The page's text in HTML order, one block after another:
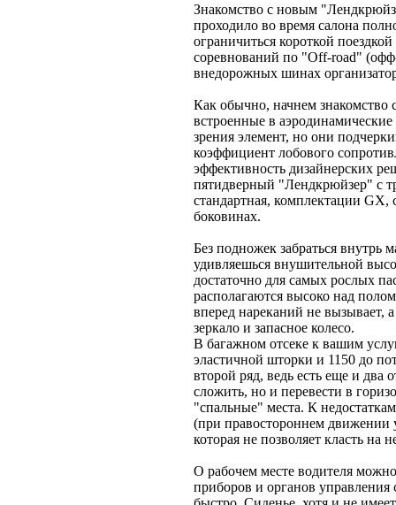
Знакомство с новым
проходило во время салона
ограничиться короткой
соревнований по "Off-road"
внедорожных шинах
Как обычно, начнем
встроенные в
зрения элемент, но они
коэффициент лобового
эффективность дизайнерских
пятидверный "Лендкрюйзер" с
стандартная, комплектации
боковинах.
Без подножек забраться
удивляешься внушительной
достаточно для самых рослых
располагаются высоко над
вперед нареканий не вызывает,
зеркало и запасное колесо.
В багажном отсеке к вашим
эластичной шторки и 1150 до
второй ряд, ведь есть еще и два
сложить, но и перевести в
"спальные" места. К
(при правостороннем движении
которая не позволяет класть на
О рабочем месте водителя
приборов и органов управления